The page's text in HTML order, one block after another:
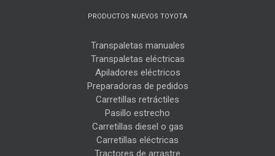
PRODUCTOS NUEVOS TOYOTA
Transpaletas manuales
Transpaletas eléctricas
Apiladores eléctricos
Preparadoras de pedidos
Carretillas retráctiles
Pasillo estrecho
Carretillas diesel o gas
Carretillas eléctricas
Tractores de arrastre